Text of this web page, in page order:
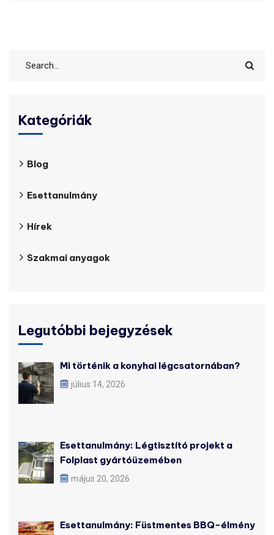
Kategóriák
Blog
Esettanulmány
Hírek
Szakmai anyagok
Legutóbbi bejegyzések
Mi történik a konyhai légcsatornában?
július 14, 2026
Esettanulmány: Légtisztító projekt a
Folplast gyártóüzemében
május 20, 2026
Esettanulmány: Füstmentes BBQ-élmény